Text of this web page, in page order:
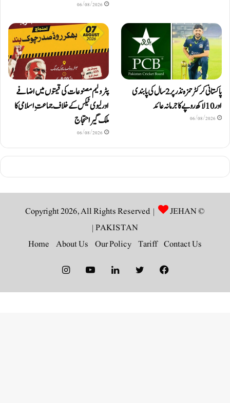
06/08/2026
پاکستانی کرکٹر حمزہ نذر پر 2 سال کی پابندی
اور 10 لاکھ روپےکا جرمانہ عائد
06/08/2026
پٹرولیم مصنوعات کی قیمتوں میں اضافے
اور لیوی ٹیکس کے خلاف جماعتِ اسلامی کا
ملک گیر احتجاج
06/08/2026
© Copyright 2026, All Rights Reserved |
JEHAN
PAKISTAN
|
Contact Us
Tariff
Our Policy
About Us
Home
Facebook
Twitter
LinkedIn
YouTube
Instagram